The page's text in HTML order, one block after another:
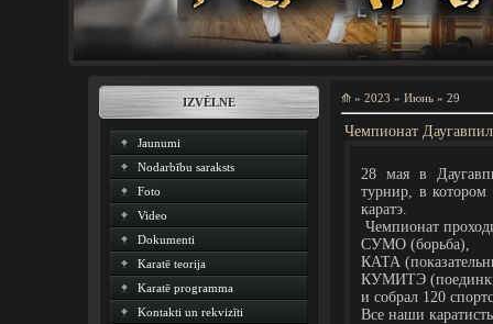
IZVĒLNE
Jaunumi
Nodarbību saraksts
Foto
Video
Dokumenti
Karatē teorija
Karatē programma
Kontakti un rekvizīti
⟰ » 2023 » Июнь » 29
Чемпионат
28 мая в
турнир, в котором
каратэ.
Чемпионат
СУМО (борьба),
КАТА
КУМИТЭ
и собрал 120
Все наши